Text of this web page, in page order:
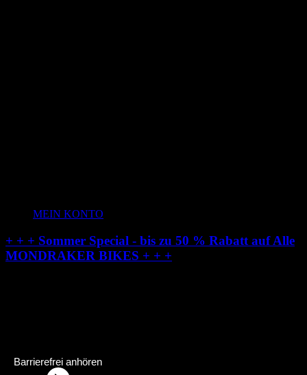
MEIN KONTO
+ + + Sommer Special - bis zu 50 % Rabatt auf Alle
MONDRAKER BIKES + + +
Radstation Onlineshop Header Abschnittstitel: „Radstation-
Barrierefrei anhören